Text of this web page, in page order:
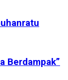
Berdampak”